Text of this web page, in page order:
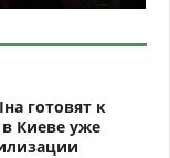
готовят к
Киеве уже